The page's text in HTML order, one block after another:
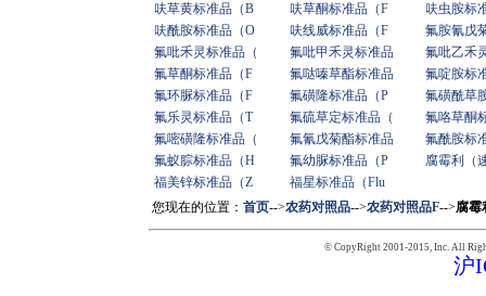
呋草黄标准品（B
呋草酮标准品（F
呋虫胺标
呋酰胺标准品（O
呋线威标准品（F
氟胺氰戊
氟吡禾灵标准品（
氟吡甲禾灵标准品
氟吡乙禾
氟草酮标准品（F
氟哒嗪草酯标准品
氟啶胺标
氟环脲标准品（F
氟磺隆标准品（P
氟磺酰草
氟乐灵标准品（T
氟硫草定标准品（
氟咯草酮
氟嘧磺隆标准品（
氟氰戊菊酯标准品
氟酰胺标
氟蚁腙标准品（H
氟幼脲标准品（P
腐霉利（
福美锌标准品（Z
福星标准品（Flu
您现在的位置： 首页-->农药对照品-->农药对照品F-->腐霉
© CopyRight 2001-2015, Inc. All
沪